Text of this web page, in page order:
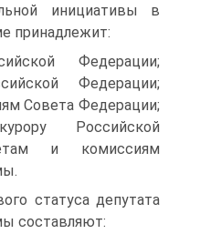
инициативы в
принадлежит:
Федерации;
Федерации;
Совета Федерации;
Российской
и комиссиям
статуса депутата
составляют: